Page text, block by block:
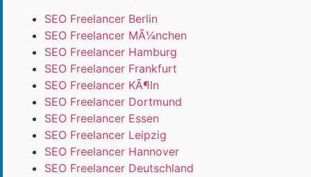
SEO Freelancer Berlin
SEO Freelancer MÃ¼nchen
SEO Freelancer Hamburg
SEO Freelancer Frankfurt
SEO Freelancer KÃ¶ln
SEO Freelancer Dortmund
SEO Freelancer Essen
SEO Freelancer Leipzig
SEO Freelancer Hannover
SEO Freelancer Deutschland